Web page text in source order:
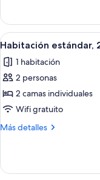
size
(Cosy)
1
cama
Queen
(Cosy)
Ver
todas
las
fotos
de
Habitación
estándar,
individuales
7
Habitación estándar,
1 habitación
2 personas
2 camas individuales
Wifi gratuito
Más detalles
Más
estándar,